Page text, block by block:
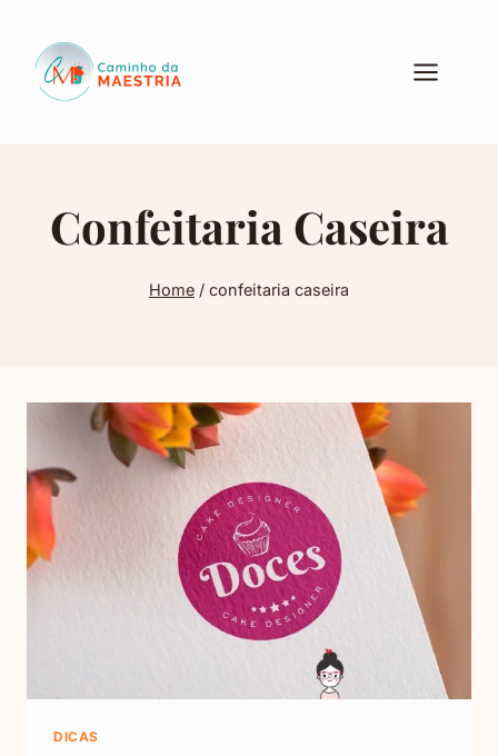
Conteúdo
Confeitaria Caseira
Home / confeitaria caseira
DICAS